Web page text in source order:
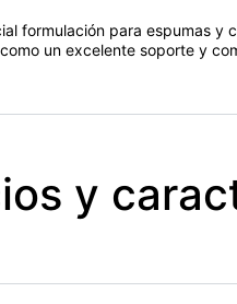
formulación para espumas
un excelente soporte y
y